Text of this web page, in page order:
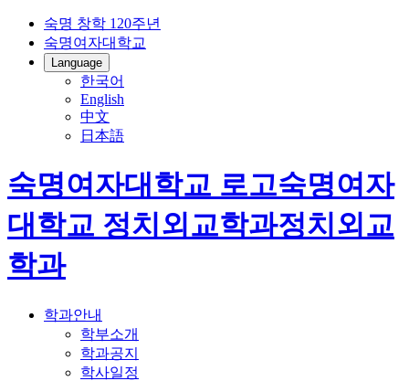
숙명 창학 120주년
숙명여자대학교
Language
한국어
English
中文
日本語
숙명여자대학교 로고숙명여자
대학교 정치외교학과정치외교
학과
학과안내
학부소개
학과공지
학사일정